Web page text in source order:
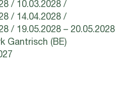
10.03.2028
14.04.2028
19.05.2028 – 20.05.2028
Gantrisch (BE)